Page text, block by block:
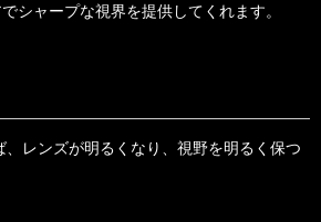
シャープな視界を提供してくれます。
レンズが明るくなり、視野を明るく保つ